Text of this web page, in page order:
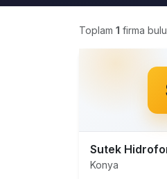
Toplam 1 firma
Konya